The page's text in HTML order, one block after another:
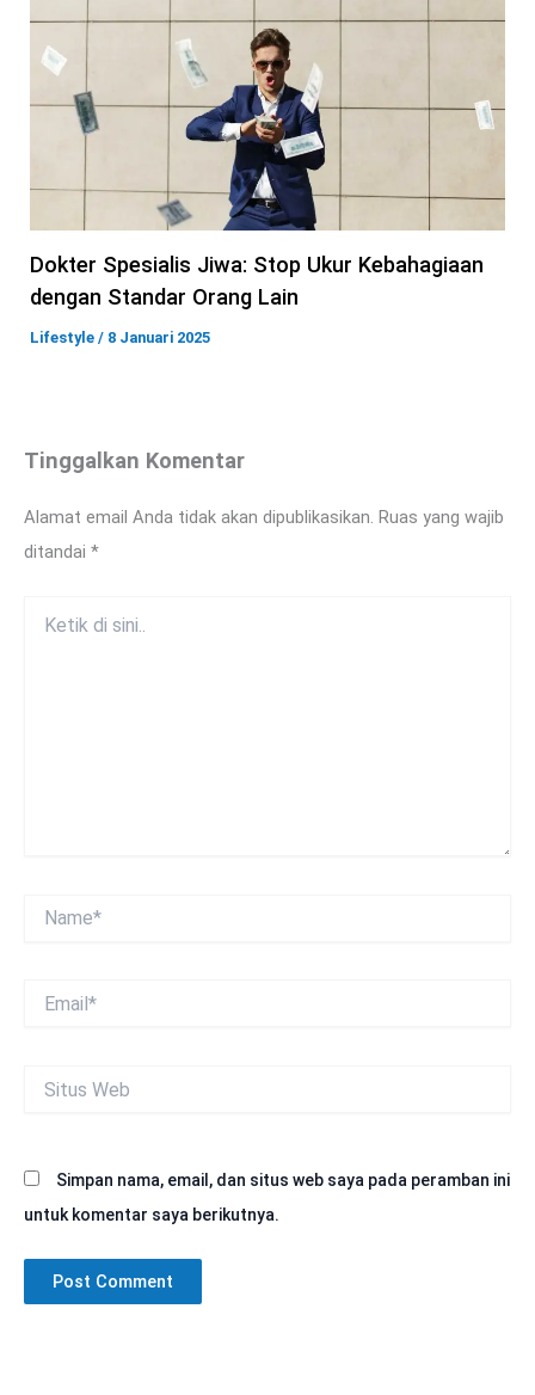
Dokter Spesialis Jiwa: Stop Ukur Kebahagiaan
dengan Standar Orang Lain
Lifestyle / 8 Januari 2025
Tinggalkan Komentar
Alamat email Anda tidak akan dipublikasikan. Ruas yang wajib
ditandai *
Web
Simpan nama, email, dan situs web saya pada peramban ini
untuk komentar saya berikutnya.